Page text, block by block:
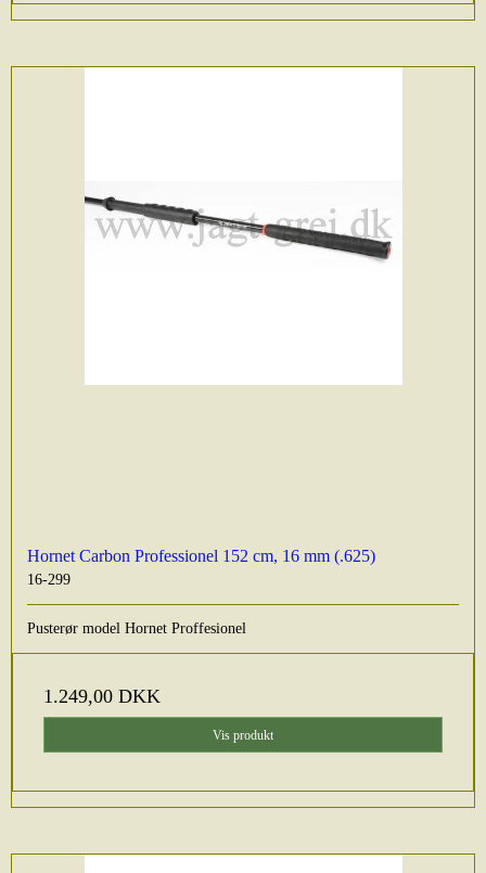
Hornet Carbon Professionel 152 cm, 16 mm (.625)
16-299
Pusterør model Hornet Proffesionel
1.249,00 DKK
Vis produkt